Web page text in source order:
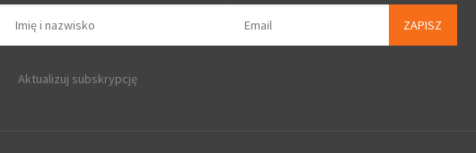
ZAPISZ
Aktualizuj subskrypcję